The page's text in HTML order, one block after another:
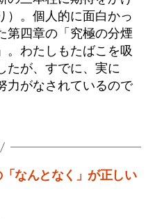
）。個人的に面白かっ
第四章の「究極の分煙
わたしもたばこを吸
たが、すでに、実に
力がなされているので
なんとなく」が正しい